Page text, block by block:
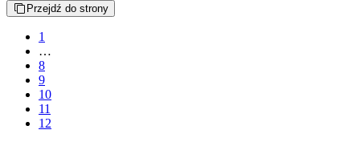
Przejdź do strony
1
…
8
9
10
11
12